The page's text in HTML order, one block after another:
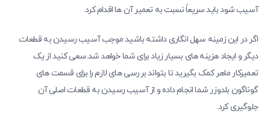
آسیب شود باید سریعاً نسبت به تعمیر آن ها اقدام کرد.
اگر در این زمینه سهل ‌انگاری داشته باشید موجب آسیب رسیدن به قطعات
دیگر و ایجاد هزینه ‌های بسیار زیاد برای شما خواهد شد.سعی کنید از یک
تعمیرکار ماهر کمک بگیرید تا بتواند بررسی ‌های لازم را برای قسمت ‌های
گوناگون بلدوزر شما انجام داده و از آسیب رسیدن به قطعات اصلی آن
جلوگیری کرد.